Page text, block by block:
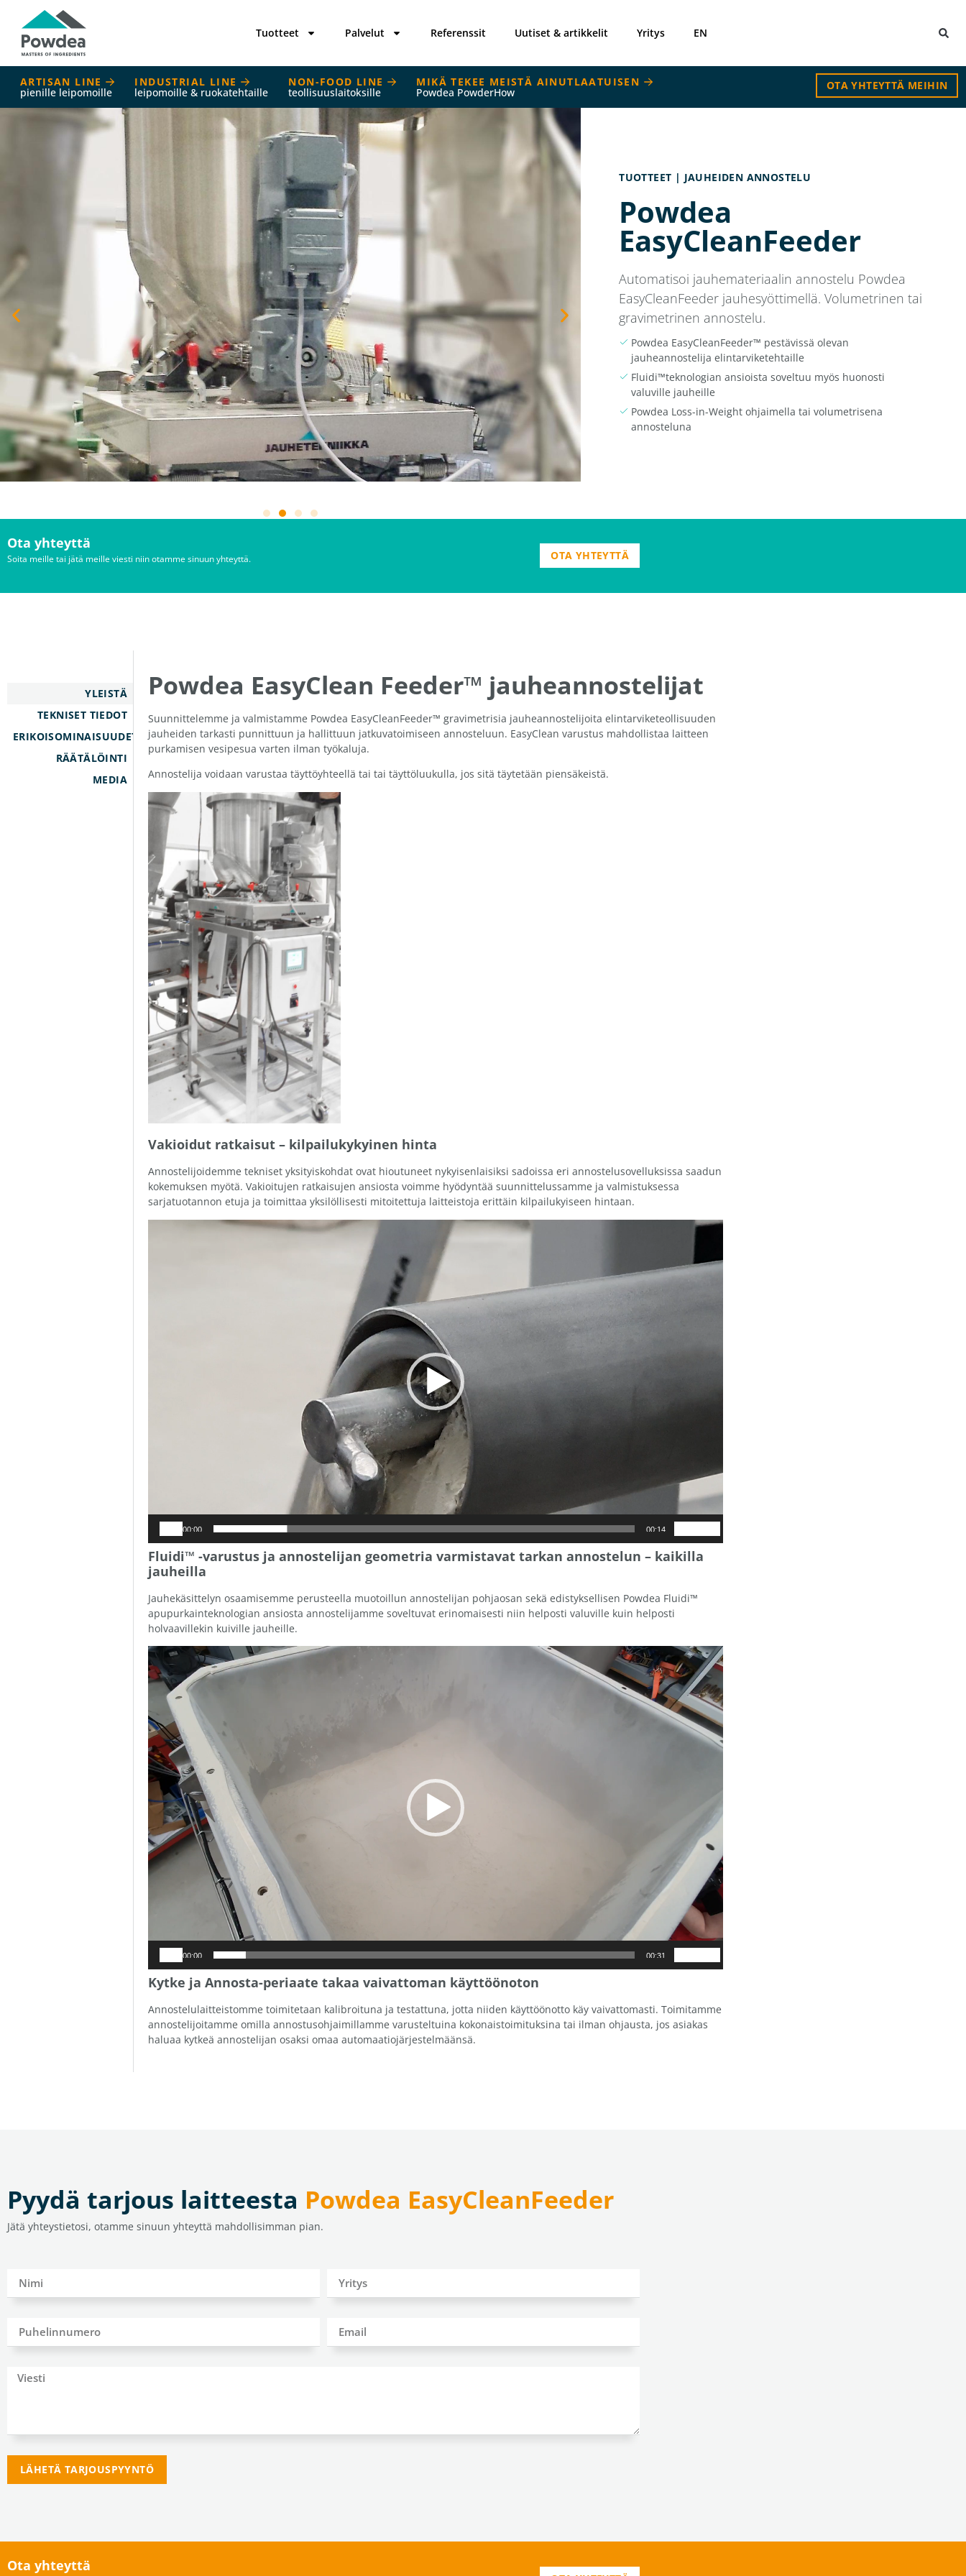
Tuotteet Palvelut Referenssit Uutiset & artikkelit Yritys EN
ARTISAN LINE
pienille leipomoille
INDUSTRIAL LINE
leipomoille & ruokatehtaille
NON-FOOD LINE
teollisuuslaitoksille
MIKÄ TEKEE MEISTÄ AINUTLAATUISEN
Powdea PowderHow
OTA YHTEYTTÄ MEIHIN
TUOTTEET | JAUHEIDEN ANNOSTELU
Powdea
EasyCleanFeeder
Automatisoi jauhemateriaalin annostelu Powdea
EasyCleanFeeder jauhesyöttimellä. Volumetrinen tai
gravimetrinen annostelu.
Powdea EasyCleanFeeder™ pestävissä olevan
jauheannostelija elintarviketehtaille
Fluidi™teknologian ansioista soveltuu myös huonosti
valuville jauheille
Powdea Loss-in-Weight ohjaimella tai volumetrisena
annosteluna
Ota yhteyttä
Soita meille tai jätä meille viesti niin otamme sinuun yhteyttä. OTA YHTEYTTÄ
YLEISTÄ
TEKNISET TIEDOT
ERIKOISOMINAISUUDET
RÄÄTÄLÖINTI
MEDIA
Powdea EasyClean Feeder™ jauheannostelijat
Suunnittelemme ja valmistamme Powdea EasyCleanFeeder™ gravimetrisia jauheannostelijoita elintarviketeollisuuden
jauheiden tarkasti punnittuun ja hallittuun jatkuvatoimiseen annosteluun. EasyClean varustus mahdollistaa laitteen
purkamisen vesipesua varten ilman työkaluja.
Annostelija voidaan varustaa täyttöyhteellä tai tai täyttöluukulla, jos sitä täytetään piensäkeistä.
Vakioidut ratkaisut – kilpailukykyinen hinta
Annostelijoidemme tekniset yksityiskohdat ovat hioutuneet nykyisenlaisiksi sadoissa eri annostelusovelluksissa saadun
kokemuksen myötä. Vakioitujen ratkaisujen ansiosta voimme hyödyntää suunnittelussamme ja valmistuksessa
sarjatuotannon etuja ja toimittaa yksilöllisesti mitoitettuja laitteistoja erittäin kilpailukyiseen hintaan.
Videotoistin
00:00 00:14
Fluidi™ -varustus ja annostelijan geometria varmistavat tarkan annostelun – kaikilla
jauheilla
Jauhekäsittelyn osaamisemme perusteella muotoillun annostelijan pohjaosan sekä edistyksellisen Powdea Fluidi™
apupurkainteknologian ansiosta annostelijamme soveltuvat erinomaisesti niin helposti valuville kuin helposti
holvaavillekin kuiville jauheille.
Videotoistin
00:00 00:31
Kytke ja Annosta-periaate takaa vaivattoman käyttöönoton
Annostelulaitteistomme toimitetaan kalibroituna ja testattuna, jotta niiden käyttöönotto käy vaivattomasti. Toimitamme
annostelijoitamme omilla annostusohjaimillamme varusteltuina kokonaistoimituksina tai ilman ohjausta, jos asiakas
haluaa kytkeä annostelijan osaksi omaa automaatiojärjestelmäänsä.
Pyydä tarjous laitteesta Powdea EasyCleanFeeder
Jätä yhteystietosi, otamme sinuun yhteyttä mahdollisimman pian.
LÄHETÄ TARJOUSPYYNTÖ
Ota yhteyttä